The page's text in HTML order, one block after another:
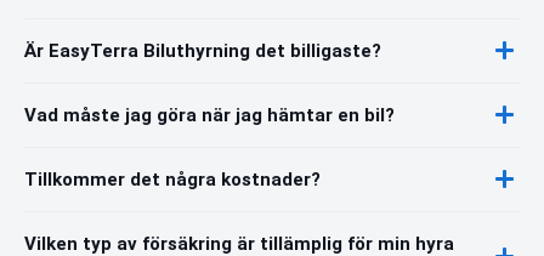
Är EasyTerra Biluthyrning det billigaste?
Vad måste jag göra när jag hämtar en bil?
Tillkommer det några kostnader?
Vilken typ av försäkring är tillämplig för min hyra